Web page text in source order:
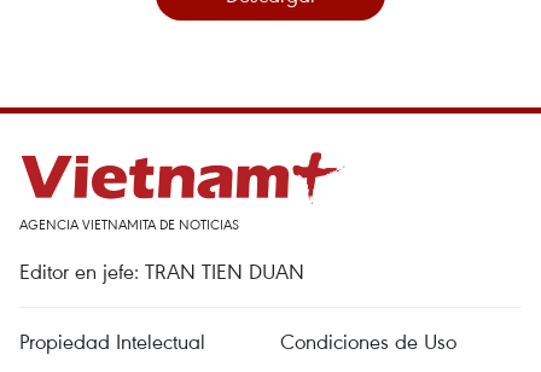
AGENCIA VIETNAMITA DE NOTICIAS
Editor en jefe: TRAN TIEN DUAN
Propiedad Intelectual
Condiciones de Uso